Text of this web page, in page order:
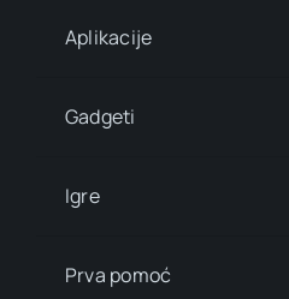
Aplikacije
Gadgeti
Igre
Prva pomoć